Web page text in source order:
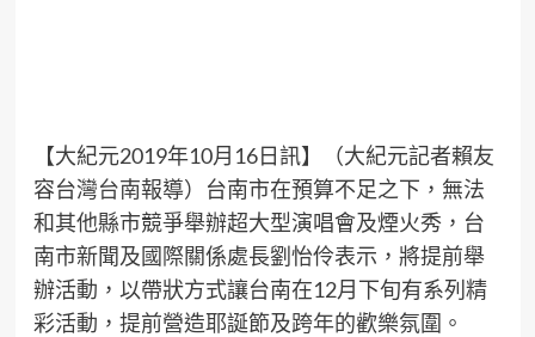
【大紀元2019年10月16日訊】（大紀元記者賴友
容台灣台南報導）台南市在預算不足之下，無法
和其他縣市競爭舉辦超大型演唱會及煙火秀，台
南市新聞及國際關係處長劉怡伶表示，將提前舉
辦活動，以帶狀方式讓台南在12月下旬有系列精
彩活動，提前營造耶誕節及跨年的歡樂氛圍。